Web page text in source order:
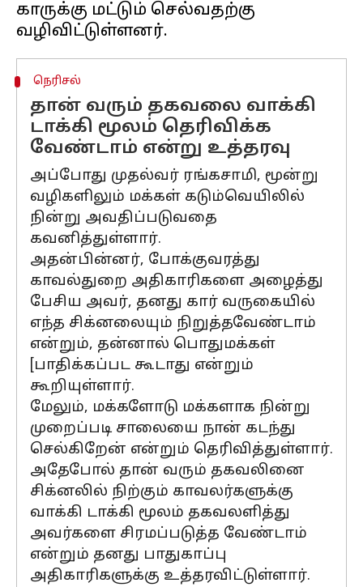
காருக்கு மட்டும் செல்வதற்கு
நெரிசல்
தான் வரும் தகவலை வாக்கி
டாக்கி மூலம் தெரிவிக்க
வேண்டாம் என்று உத்தரவு
அப்போது முதல்வர் ரங்கசாமி, மூன்று
வழிகளிலும் மக்கள் கடும்வெயிலில்
நின்று அவதிப்படுவதை
கவனித்துள்ளார்.
அதன்பின்னர், போக்குவரத்து
காவல்துறை அதிகாரிகளை அழைத்து
பேசிய அவர், தனது கார் வருகையில்
எந்த சிக்னலையும் நிறுத்தவேண்டாம்
என்றும், தன்னால் பொதுமக்கள்
[பாதிக்கப்பட கூடாது என்றும்
கூறியுள்ளார்.
மேலும், மக்களோடு மக்களாக நின்று
முறைப்படி சாலையை நான் கடந்து
செல்கிறேன் என்றும் தெரிவித்துள்ளார்.
அதேபோல் தான் வரும் தகவலினை
சிக்னலில் நிற்கும் காவலர்களுக்கு
வாக்கி டாக்கி மூலம் தகவலளித்து
அவர்களை சிரமப்படுத்த வேண்டாம்
என்றும் தனது பாதுகாப்பு
அதிகாரிகளுக்கு உத்தரவிட்டுள்ளார்.